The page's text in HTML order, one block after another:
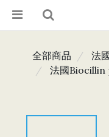
全部商品
法
法國Biocillin